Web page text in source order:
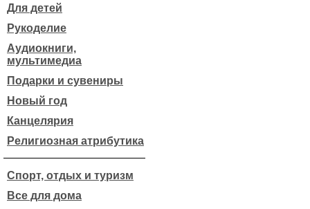
Для детей
Рукоделие
Аудиокниги,
мультимедиа
Подарки и сувениры
Новый год
Канцелярия
Религиозная атрибутика
Спорт, отдых и туризм
Все для дома